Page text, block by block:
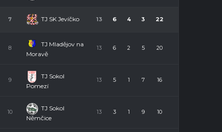
7 TJ SK Jevíčko 13 6 4 3 22
8
TJ Mladějov na
Moravě
13 6 2 5 20
9
TJ Sokol
Pomezí
13 5 1 7 16
10
TJ Sokol
Němčice
13 3 1 9 10